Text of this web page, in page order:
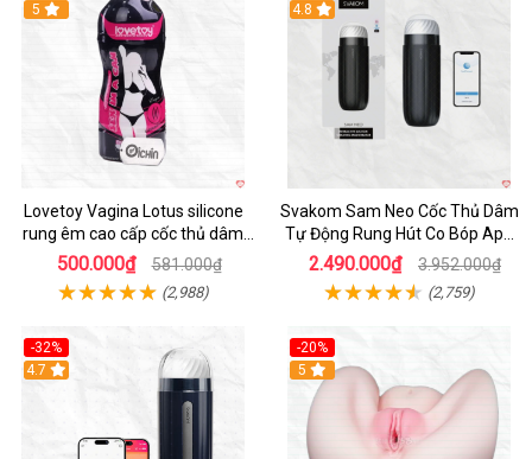
Hot
5
Lovetoy Vagina Lotus silicone
rung êm cao cấp cốc thủ dâm
nam
500.000₫ 581.000₫
(2,988)
4.8
Svakom Sam Neo Cốc Thủ Dâm
Tự Động Rung Hút Co Bóp App
Điều Khiển
2.490.000₫ 3.952.000₫
(2,759)
-32%
Hot
4.7
-20%
Hot
5